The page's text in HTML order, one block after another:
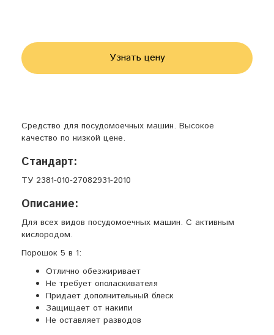
Узнать цену
Средство для посудомоечных машин. Высокое
качество по низкой цене.
Стандарт:
ТУ 2381-010-27082931-2010
Описание:
Для всех видов посудомоечных машин. С активным
кислородом.
Порошок 5 в 1:
Отлично обезжиривает
Не требует ополаскивателя
Придает дополнительный блеск
Защищает от накипи
Не оставляет разводов